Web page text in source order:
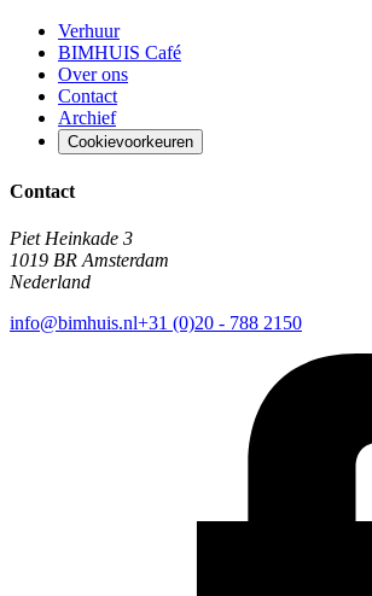
Verhuur
BIMHUIS Café
Over ons
Contact
Archief
Cookievoorkeuren
Contact
Piet Heinkade 3
1019 BR Amsterdam
Nederland
info@bimhuis.nl+31 (0)20 - 788 2150